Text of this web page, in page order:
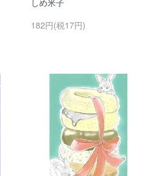
しめ米子
182円(税17円)